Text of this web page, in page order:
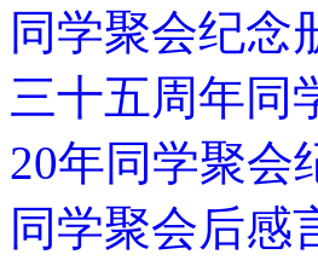
同学聚会纪念
三十五周年
20年同学聚会
同学聚会后